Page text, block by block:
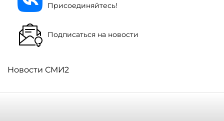
Присоединяйтесь!
Подписаться на новости
Новости СМИ2